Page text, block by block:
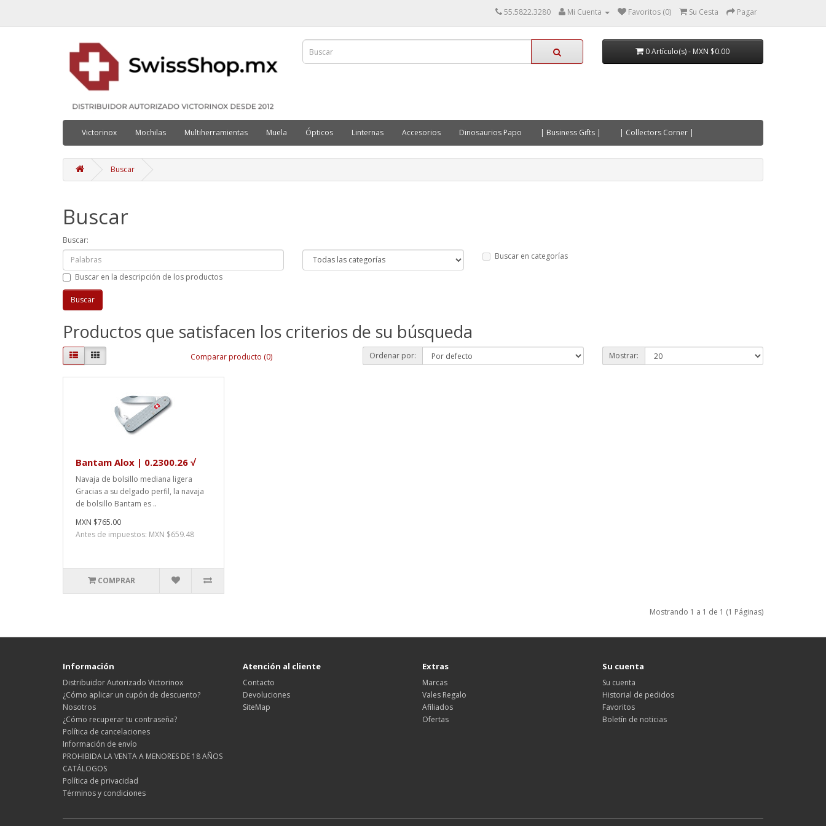
55.5822.3280 Mi Cuenta Favoritos (0) Su Cesta Pagar
0 Artículo(s) - MXN $0.00
Victorinox Mochilas Multiherramientas Muela Ópticos Linternas Accesorios Dinosaurios Papo | Business Gifts | | Collectors Corner |
Buscar
Buscar
Buscar:
Buscar en categorías
Buscar en la descripción de los productos
Productos que satisfacen los criterios de su búsqueda
Comparar producto (0) Ordenar por: Mostrar:
Bantam Alox | 0.2300.26 √
Navaja de bolsillo mediana ligera
Gracias a su delgado perfil, la navaja
de bolsillo Bantam es ..
MXN $765.00
Antes de impuestos: MXN $659.48
COMPRAR
Mostrando 1 a 1 de 1 (1 Páginas)
Información
Distribuidor Autorizado Victorinox
¿Cómo aplicar un cupón de descuento?
Nosotros
¿Cómo recuperar tu contraseña?
Política de cancelaciones
Información de envío
PROHIBIDA LA VENTA A MENORES DE 18 AÑOS
CATÁLOGOS
Política de privacidad
Términos y condiciones
Atención al cliente
Contacto
Devoluciones
SiteMap
Extras
Marcas
Vales Regalo
Afiliados
Ofertas
Su cuenta
Su cuenta
Historial de pedidos
Favoritos
Boletín de noticias